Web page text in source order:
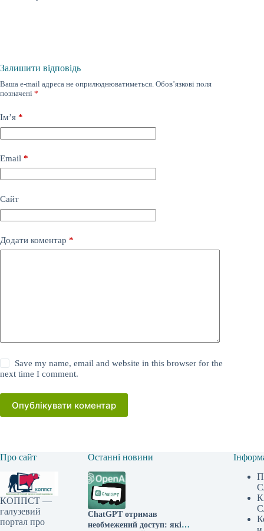
Залишити відповідь
Ваша e-mail адреса не оприлюднюватиметься. Обов’язкові поля
позначені *
Ім’я *
Email *
Сайт
Додати коментар *
Save my name, email and website in this browser for the
next time I comment.
Опублікувати коментар
Про сайт
КОППСТ —
галузевий
портал про
Останні новини
ChatGPT отримав
необмежений доступ: які